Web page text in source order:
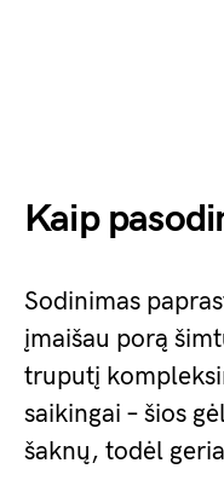
Kaip
Sodinimas
įmaišau porą
truputį
saikingai – šios
šaknų, todėl